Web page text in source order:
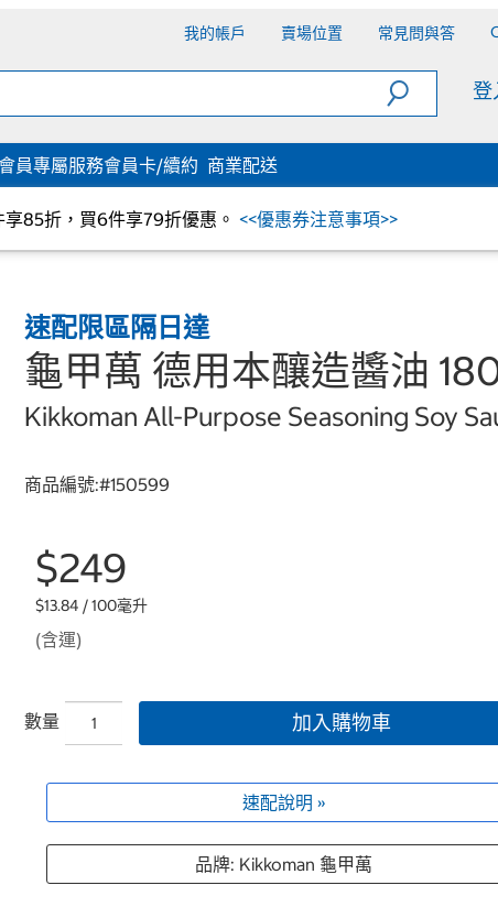
我的帳戶 賣場位置 常見問與答
登
員專屬服務會員卡/續約 商業配送
享85折，買6件享79折優惠。 <<優惠券注意事項>>
速配限區隔日達
龜甲萬 德用本釀造醬油
Kikkoman All-Purpose Seasoning Soy
商品編號:#150599
$249
$13.84 / 100毫升
(含運)
數量 加入購物車
速配說明 »
品牌: Kikkoman 龜甲萬